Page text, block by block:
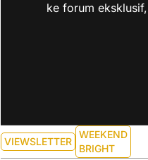
ke forum
VIEWSLETTER
WEEKEND
BRIGHT